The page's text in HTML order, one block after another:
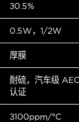
±0.5%
0.5W，1/2W
厚膜
耐硫，汽车级
认证
±100ppm/°C